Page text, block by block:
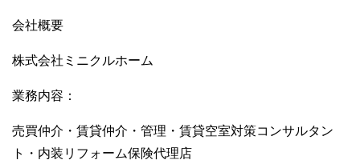
会社概要
株式会社ミニクルホーム
業務内容：
売買仲介・賃貸仲介・管理・賃貸空室対策コンサルタン
ト・内装リフォーム保険代理店